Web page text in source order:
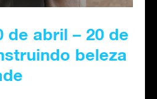
de abril – 20 de
beleza